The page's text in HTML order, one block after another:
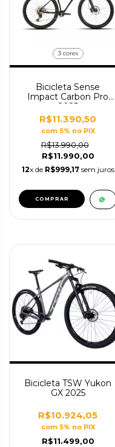
3 cores
Bicicleta Sense
Impact Carbon Pro
2025
R$11.390,50
com 5% no PIX
R$13.990,00
R$11.990,00
12x de R$999,17sem juros
COMPRAR
Bicicleta TSW Yukon
GX 2025
R$10.924,05
com 5% no PIX
R$11.499,00